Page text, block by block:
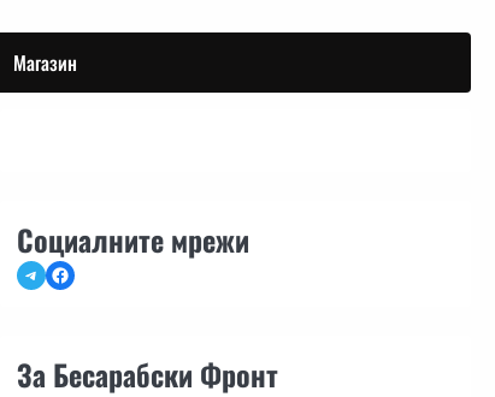
Магазин
Социалните мрежи
TelegramFacebook
За Бесарабски Фронт